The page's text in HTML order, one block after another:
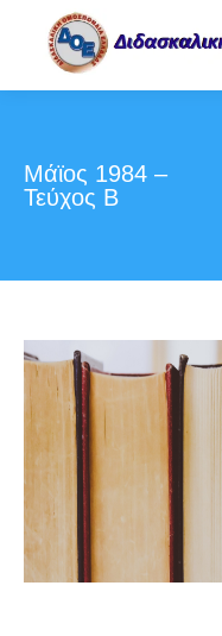
Μάϊος 1984 –
Τεύχος Β